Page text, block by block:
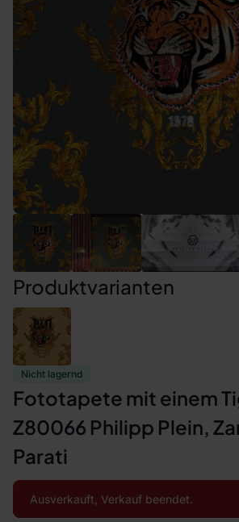
Nicht lagernd
Fototapete mit einem
Z80066 Philipp Plein,
Parati
Ausverkauft, Verkauf beendet.
Produktvarianten